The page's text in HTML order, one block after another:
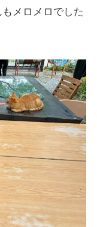
メロメロでした